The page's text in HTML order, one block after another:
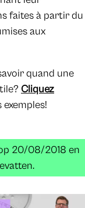
faites à partir du
aux
quand une
Cliquez
20/08/2018 en